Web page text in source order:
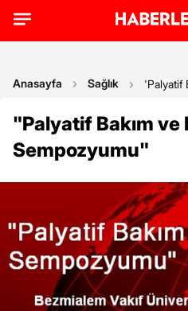
Anasayfa Sağlık 'Palyatif
"Palyatif Bakım ve
Sempozyumu"